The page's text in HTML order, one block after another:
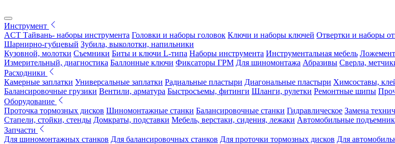
Инструмент
ACT Тайвань- наборы инструмента Головки и наборы головок Ключи и наборы ключей Отвертки и наборы
Шарнирно-губцевый Зубила, выколотки, напильники
Кузовной, молотки Съемники Биты и ключи L-типа Наборы инструмента Инструментальная мебель
Измерительный, диагностика Баллонные ключи Фиксаторы ГРМ Для шиномонтажа Абразивы Сверла,
Расходники
Камерные заплатки Универсальные заплатки Радиальные пластыри Диагональные пластыри Химсоставы,
Балансировочные грузики Вентили, арматура Быстросъемы, фитинги Шланги, рулетки Ремонтные шипы
Оборудование
Проточка тормозных дисков Шиномонтажные станки Балансировочные станки Гидравлическое Замена
Стапели, стойки, стенды Домкраты, подставки Мебель, верстаки, сидения, лежаки Автомобильные
Запчасти
Для шиномонтажных станков Для балансировочных станков Для проточки тормозных дисков Для